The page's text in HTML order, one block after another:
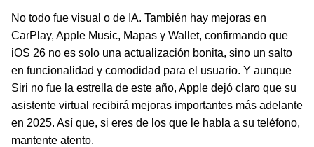
No todo fue visual o de IA. También hay mejoras en
CarPlay, Apple Music, Mapas y Wallet, confirmando que
iOS 26 no es solo una actualización bonita, sino un salto
en funcionalidad y comodidad para el usuario. Y aunque
Siri no fue la estrella de este año, Apple dejó claro que su
asistente virtual recibirá mejoras importantes más adelante
en 2025. Así que, si eres de los que le habla a su teléfono,
mantente atento.